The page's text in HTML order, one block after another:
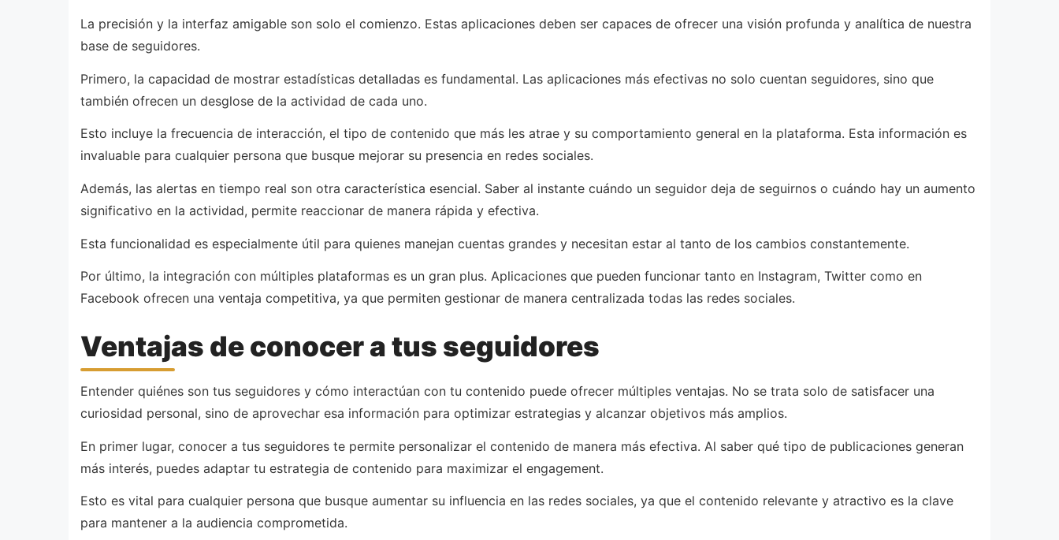
La precisión y la interfaz amigable son solo el comienzo. Estas aplicaciones deben ser capaces de ofrecer una visión profunda y analítica de nuestra
base de seguidores.
Primero, la capacidad de mostrar estadísticas detalladas es fundamental. Las aplicaciones más efectivas no solo cuentan seguidores, sino que
también ofrecen un desglose de la actividad de cada uno.
Esto incluye la frecuencia de interacción, el tipo de contenido que más les atrae y su comportamiento general en la plataforma. Esta información es
invaluable para cualquier persona que busque mejorar su presencia en redes sociales.
Además, las alertas en tiempo real son otra característica esencial. Saber al instante cuándo un seguidor deja de seguirnos o cuándo hay un aumento
significativo en la actividad, permite reaccionar de manera rápida y efectiva.
Esta funcionalidad es especialmente útil para quienes manejan cuentas grandes y necesitan estar al tanto de los cambios constantemente.
Por último, la integración con múltiples plataformas es un gran plus. Aplicaciones que pueden funcionar tanto en Instagram, Twitter como en
Facebook ofrecen una ventaja competitiva, ya que permiten gestionar de manera centralizada todas las redes sociales.
Ventajas de conocer a tus seguidores
Entender quiénes son tus seguidores y cómo interactúan con tu contenido puede ofrecer múltiples ventajas. No se trata solo de satisfacer una
curiosidad personal, sino de aprovechar esa información para optimizar estrategias y alcanzar objetivos más amplios.
En primer lugar, conocer a tus seguidores te permite personalizar el contenido de manera más efectiva. Al saber qué tipo de publicaciones generan
más interés, puedes adaptar tu estrategia de contenido para maximizar el engagement.
Esto es vital para cualquier persona que busque aumentar su influencia en las redes sociales, ya que el contenido relevante y atractivo es la clave
para mantener a la audiencia comprometida.